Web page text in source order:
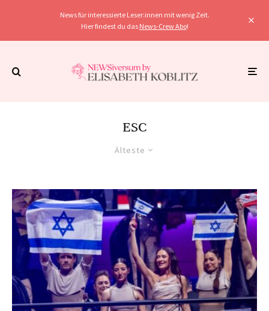
News für interessierte Leser:innen mit wenig Zeit.
Hier findest du das News-Crew Abo!
ESC
Älteste